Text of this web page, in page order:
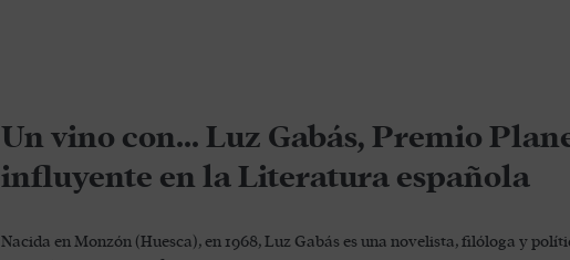
Un vino con… Luz Gabás, Premio
influyente en la Literatura española
Nacida en Monzón (Huesca), en 1968, Luz Gabás es una novelista, filóloga​ y